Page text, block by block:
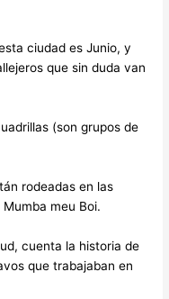
ciudad es Junio, y
que sin duda van
(son grupos de
rodeadas en las
meu Boi.
cuenta la historia de
que trabajaban en